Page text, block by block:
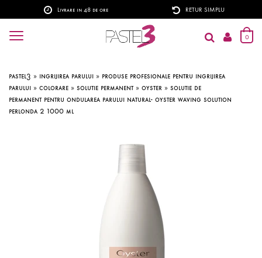
Livrare in 48 de ore RETUR SIMPLU
0
pastel3 » ingrijirea parului » produse profesionale pentru ingrijirea
parului » colorare » solutie permanent » oyster » solutie de
permanent pentru ondularea parului natural- oyster waving solution
perlonda 2 1000 ml